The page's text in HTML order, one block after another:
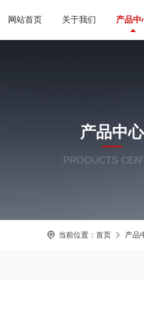
网站首页 关于我们 产品中
产品中心
PRODUCTS
当前位置： 首页 产品